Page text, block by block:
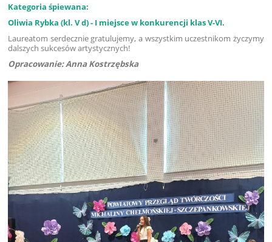
Kategoria śpiewana:
Oliwia Rybka (kl. V d) - I miejsce w konkurencji klas V-VI.
Laureatom serdecznie gratulujemy, a wszystkim uczestnikom życzymy
dalszych sukcesów artystycznych!
Opracowanie: Anna Kostrzębska